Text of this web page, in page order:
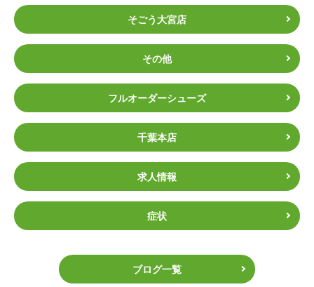
そごう大宮店
その他
フルオーダーシューズ
千葉本店
求人情報
症状
ブログ一覧